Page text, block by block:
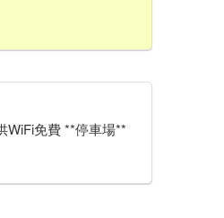
WiFi免費 **停車場**